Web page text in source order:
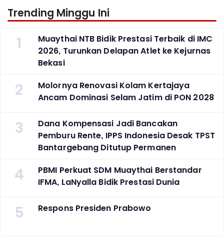
Trending Minggu Ini
1
Muaythai NTB Bidik Prestasi Terbaik di IMC
2026, Turunkan Delapan Atlet ke Kejurnas
Bekasi
2
Molornya Renovasi Kolam Kertajaya
Ancam Dominasi Selam Jatim di PON 2028
3
Dana Kompensasi Jadi Bancakan
Pemburu Rente, IPPS Indonesia Desak TPST
Bantargebang Ditutup Permanen
4
PBMI Perkuat SDM Muaythai Berstandar
IFMA, LaNyalla Bidik Prestasi Dunia
5 Respons Presiden Prabowo